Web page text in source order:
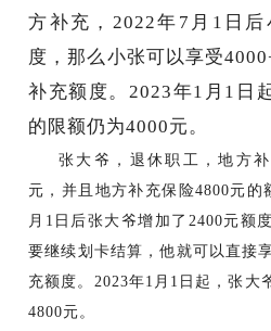
方补充，2022年7月1日
度，那么小张可以享受
补充额度。2023年1月1日
的限额仍为4000元。
张大爷，退休职工，地方
元，并且地方补充保险4800元的
月1日后张大爷增加了2400元额
要继续划卡结算，他就可以直接
充额度。2023年1月1日起，张大
4800元。